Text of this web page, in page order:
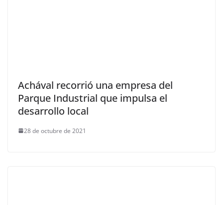
Achával recorrió una empresa del
Parque Industrial que impulsa el
desarrollo local
28 de octubre de 2021